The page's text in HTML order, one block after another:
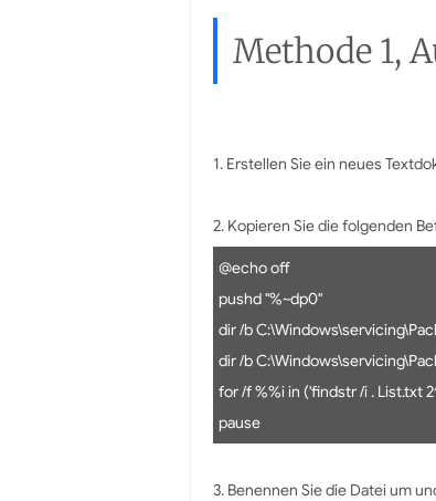
Methode 1,
1. Erstellen Sie ein neues
2. Kopieren Sie die folgenden
@echo off
pushd "%~dp0"
dir /b
dir /b
for /f %%i in ('findstr /i . List.txt
pause
3. Benennen Sie die Datei um